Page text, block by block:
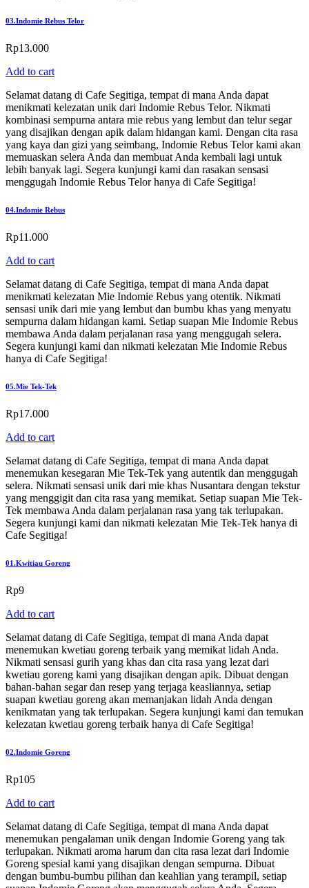
03.Indomie Rebus Telor
Rp13.000
Add to cart
Selamat datang di Cafe Segitiga, tempat di mana Anda dapat
menikmati kelezatan unik dari Indomie Rebus Telor. Nikmati
kombinasi sempurna antara mie rebus yang lembut dan telur segar
yang disajikan dengan apik dalam hidangan kami. Dengan cita rasa
yang kaya dan gizi yang seimbang, Indomie Rebus Telor kami akan
memuaskan selera Anda dan membuat Anda kembali lagi untuk
lebih banyak lagi. Segera kunjungi kami dan rasakan sensasi
menggugah Indomie Rebus Telor hanya di Cafe Segitiga!
04.Indomie Rebus
Rp11.000
Add to cart
Selamat datang di Cafe Segitiga, tempat di mana Anda dapat
menikmati kelezatan Mie Indomie Rebus yang otentik. Nikmati
sensasi unik dari mie yang lembut dan bumbu khas yang menyatu
sempurna dalam hidangan kami. Setiap suapan Mie Indomie Rebus
membawa Anda dalam perjalanan rasa yang menggugah selera.
Segera kunjungi kami dan nikmati kelezatan Mie Indomie Rebus
hanya di Cafe Segitiga!
05.Mie Tek-Tek
Rp17.000
Add to cart
Selamat datang di Cafe Segitiga, tempat di mana Anda dapat
menemukan kesegaran Mie Tek-Tek yang autentik dan menggugah
selera. Nikmati sensasi unik dari mie khas Nusantara dengan tekstur
yang menggigit dan cita rasa yang memikat. Setiap suapan Mie Tek-
Tek membawa Anda dalam perjalanan rasa yang tak terlupakan.
Segera kunjungi kami dan nikmati kelezatan Mie Tek-Tek hanya di
Cafe Segitiga!
01.Kwitiau Goreng
Rp9
Add to cart
Selamat datang di Cafe Segitiga, tempat di mana Anda dapat
menemukan kwetiau goreng terbaik yang memikat lidah Anda.
Nikmati sensasi gurih yang khas dan cita rasa yang lezat dari
kwetiau goreng kami yang disajikan dengan apik. Dibuat dengan
bahan-bahan segar dan resep yang terjaga keasliannya, setiap
suapan kwetiau goreng akan memanjakan lidah Anda dengan
kenikmatan yang tak terlupakan. Segera kunjungi kami dan temukan
kelezatan kwetiau goreng terbaik hanya di Cafe Segitiga!
02.Indomie Goreng
Rp105
Add to cart
Selamat datang di Cafe Segitiga, tempat di mana Anda dapat
menemukan pengalaman unik dengan Indomie Goreng yang tak
terlupakan. Nikmati aroma harum dan cita rasa lezat dari Indomie
Goreng spesial kami yang disajikan dengan sempurna. Dibuat
dengan bumbu-bumbu pilihan dan keahlian yang terampil, setiap